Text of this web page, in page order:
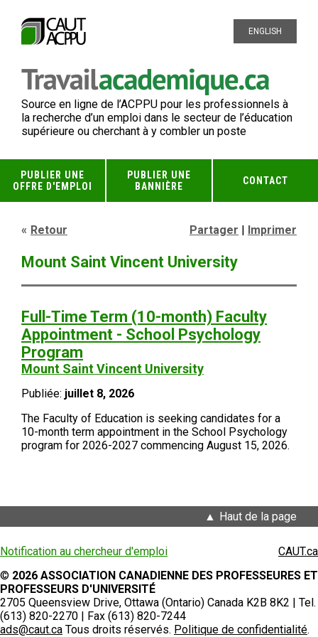
ENGLISH
Source en ligne de l’ACPPU pour les professionnels à
la recherche d’un emploi dans le secteur de l’éducation
supérieure ou cherchant à y combler un poste
PUBLIER UNE
OFFRE D'EMPLOI
PUBLIER UNE
BANNIÈRE
CONTACT
Retour Partager | Imprimer
Mount Saint Vincent University
Full-Time Term (10-month) Faculty
Appointment - School Psychology
Program
Mount Saint Vincent University
Publiée: juillet 8, 2026
The Faculty of Education is seeking candidates for a
10-month term appointment in the School Psychology
program for 2026-2027 commencing August 15, 2026.
Haut de la page
Notification au chercheur d'emploi
CAUT.ca
© 2026 ASSOCIATION CANADIENNE DES PROFESSEURES ET
PROFESSEURS D'UNIVERSITÉ
2705 Queensview Drive, Ottawa (Ontario) Canada K2B 8K2 | Tel.
(613) 820-2270 | Fax (613) 820-7244
ads@caut.ca Tous droits réservés. Politique de confidentialité.